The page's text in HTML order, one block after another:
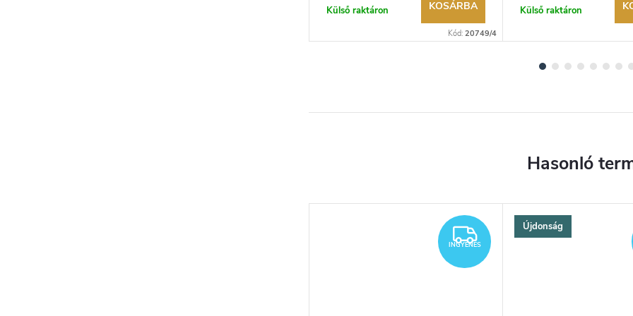
Külső raktáron KOSÁRBA
Kód: 20749/4
Külső raktáron
INGYENES
INGYENES
Újdonság